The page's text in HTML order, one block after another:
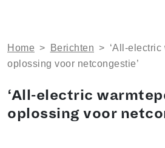
Home > Berichten > ‘All-
oplossing voor netcongestie’
‘All-electric
oplossing voor